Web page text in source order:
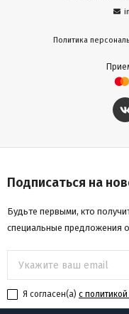
Политика
Подписаться на
Будьте первыми, кто
специальные предложения
Я согласен(a) с